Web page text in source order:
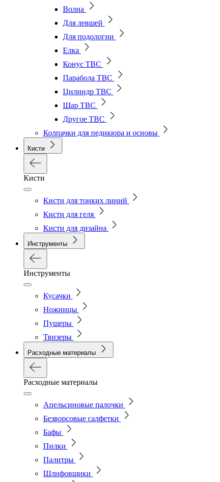
Волна
Для левшей
Для подологии
Елка
Конус ТВС
Парабола ТВС
Цилиндр ТВС
Шар ТВС
Другое ТВС
Колпачки для педикюра и основы
Кисти
Кисти
Кисти для тонких линий
Кисти для геля
Кисти для дизайна
Инструменты
Инструменты
Кусачки
Ножницы
Пушеры
Твизеры
Расходные материалы
Расходные материалы
Апельсиновые палочки
Безворсовые салфетки
Бафы
Пилки
Палитры
Шлифовщики